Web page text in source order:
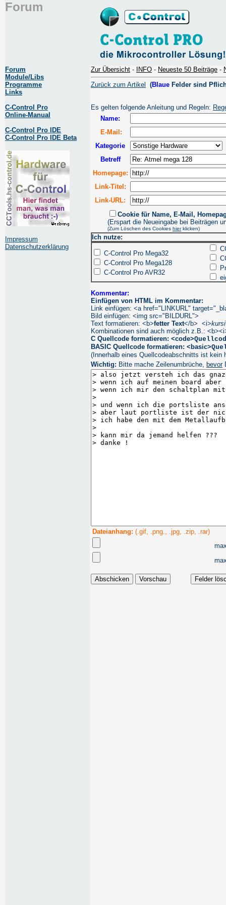
Forum
Forum
Module/Libs
Programme
Links
C-Control Pro
Online-Manual
C-Control Pro IDE
C-Control Pro IDE Beta
Impressum
Datenschutzerklärung
Zur Übersicht - INFO - Neueste 50 Beiträge -
Zurück zum Artikel (Blaue Felder sind
Es gelten folgende Anleitung und Regeln:
Name:
E-Mail:
Kategorie
Betreff
Homepage:
Link-Titel:
Link-URL:
Cookie für Name, E-Mail,
(Erspart die Neueingabe bei Beiträgen
(Zum Löschen des Cookies hierklicken)
Ich nutze:
C-Control Pro Mega32
C-Control Pro Mega128
C-Control Pro AVR32
Kommentar:
Einfügen von HTML im Kommentar:
Link einfügen: <a href="LINKURL"
Bild einfügen: <img src="BILDURL">
Text formatieren: <b>fetter Text</b> <i>
Kombinationen sind auch möglich z.B.:
C Quellcode formatieren: <code>
BASIC Quellcode formatieren: <basic>
(Innerhalb eines Quellcodeabschnitts ist kein
Wichtig: Bitte mache Zeilenumbrüche, bevor
Dateianhang: (.gif, .png., .jpg, .zip, .rar)